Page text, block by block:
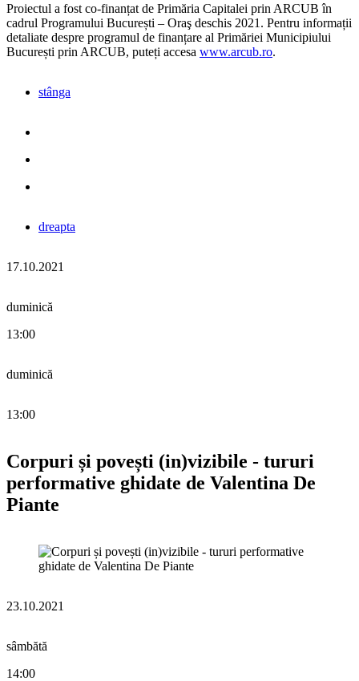
Proiectul a fost co-finanțat de Primăria Capitalei prin ARCUB în
cadrul Programului București – Oraş deschis 2021. Pentru informații
detaliate despre programul de finanțare al Primăriei Municipiului
București prin ARCUB, puteți accesa www.arcub.ro.
stânga
dreapta
17.10.2021
duminică
13:00
duminică
13:00
Corpuri și povești (in)vizibile - tururi
performative ghidate de Valentina De
Piante
23.10.2021
sâmbătă
14:00